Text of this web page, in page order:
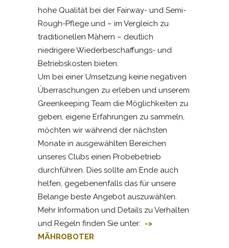
hohe Qualität bei der Fairway- und Semi-
Rough-Pflege und – im Vergleich zu
traditionellen Mähern – deutlich
niedrigere Wiederbeschaffungs- und
Betriebskosten bieten.
Um bei einer Umsetzung keine negativen
Überraschungen zu erleben und unserem
Greenkeeping Team die Möglichkeiten zu
geben, eigene Erfahrungen zu sammeln,
möchten wir während der nächsten
Monate in ausgewählten Bereichen
unseres Clubs einen Probebetrieb
durchführen. Dies sollte am Ende auch
helfen, gegebenenfalls das für unsere
Belange beste Angebot auszuwählen.
Mehr Information und Details zu Verhalten
und Regeln finden Sie unter: ->
MÄHROBOTER